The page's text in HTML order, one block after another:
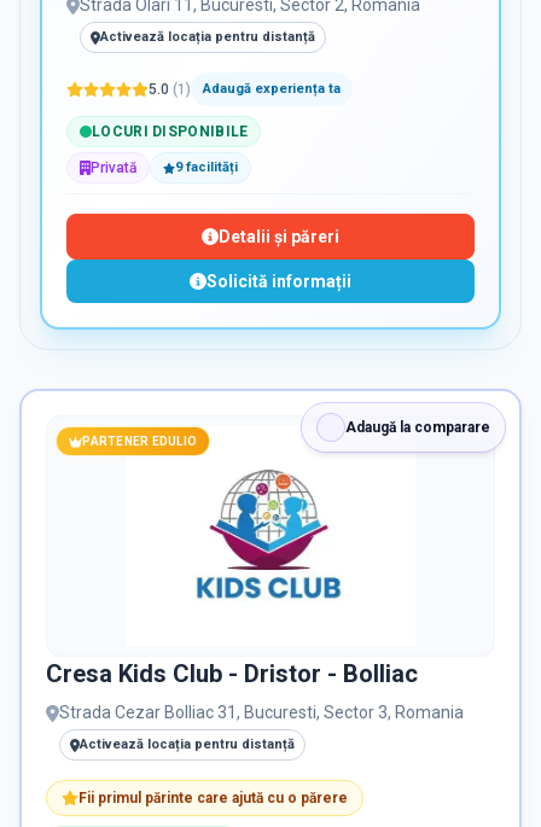
Strada Olari 11, Bucuresti, Sector 2, Romania
Activează locația pentru distanță
5.0 (1 ) Adaugă experiența ta
LOCURI DISPONIBILE
Privată 9facilități
Detalii și păreri
Solicită informații
Adaugă la comparare
PARTENER EDULIO
Cresa Kids Club - Dristor - Bolliac
Strada Cezar Bolliac 31, Bucuresti, Sector 3, Romania
Activează locația pentru distanță
Fii primul părinte care ajută cu o părere